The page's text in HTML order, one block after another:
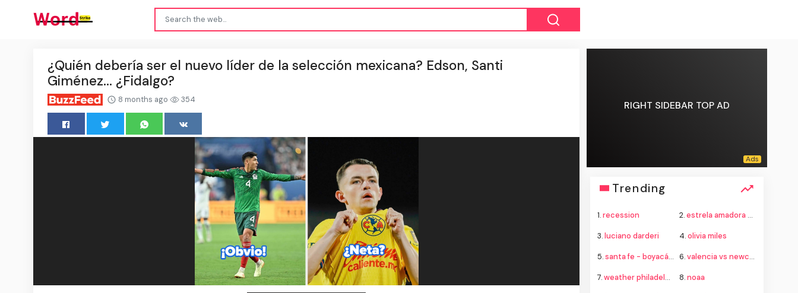
¿Quién debería ser el nuevo líder de la selección mexicana? Edson, Santi
Giménez... ¿Fidalgo?
8 months ago 354 RIGHT SIDEBAR TOP AD
Trending
1.recession 2.estrela amadora vs scp
3.luciano darderi 4.olivia miles
5.santa fe - boyacá chicó 6.valencia vs newcastle
7.weather philadelphia 8.noaa